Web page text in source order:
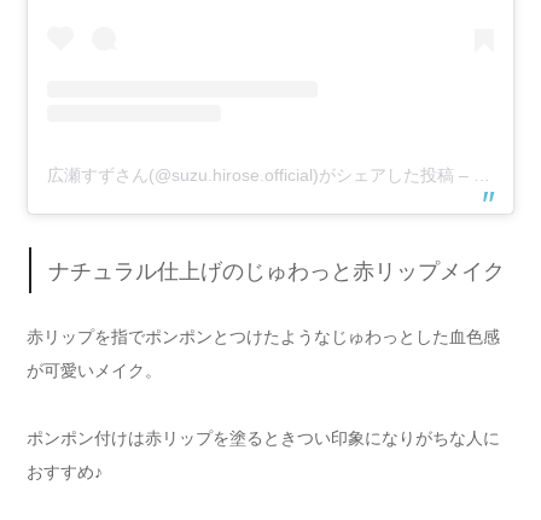
広瀬すずさん(@suzu.hirose.official)がシェアした投稿 –
ナチュラル仕上げのじゅわっと赤リップメイク
赤リップを指でポンポンとつけたようなじゅわっとした血色感
が可愛いメイク。
ポンポン付けは赤リップを塗るときつい印象になりがちな人に
おすすめ♪